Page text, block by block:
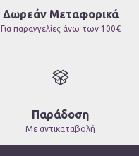
Δωρεάν Μεταφορικά
Για παραγγελίες άνω των 100€
Παράδοση
Με αντικαταβολή